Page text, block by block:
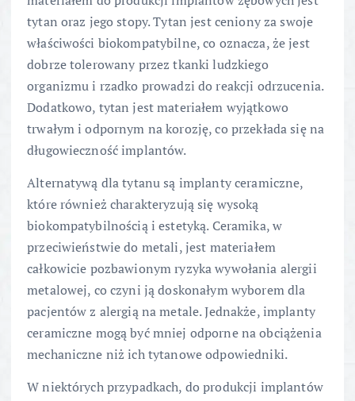
tytan oraz jego stopy. Tytan jest ceniony za swoje
właściwości biokompatybilne, co oznacza, że jest
dobrze tolerowany przez tkanki ludzkiego
organizmu i rzadko prowadzi do reakcji odrzucenia.
Dodatkowo, tytan jest materiałem wyjątkowo
trwałym i odpornym na korozję, co przekłada się na
długowieczność implantów.
Alternatywą dla tytanu są implanty ceramiczne,
które również charakteryzują się wysoką
biokompatybilnością i estetyką. Ceramika, w
przeciwieństwie do metali, jest materiałem
całkowicie pozbawionym ryzyka wywołania alergii
metalowej, co czyni ją doskonałym wyborem dla
pacjentów z alergią na metale. Jednakże, implanty
ceramiczne mogą być mniej odporne na obciążenia
mechaniczne niż ich tytanowe odpowiedniki.
W niektórych przypadkach, do produkcji implantów